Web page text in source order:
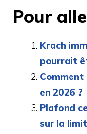
Pour
Krach
pourrait
en 2026 ?
Plafond
sur la